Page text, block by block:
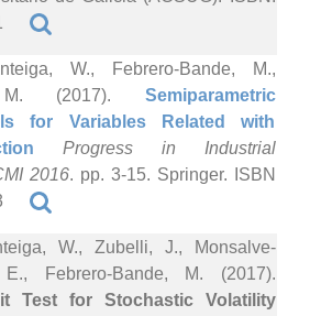
W., Febrero-Bande, M.,
M. (2017). Semiparametric
for Variables Related with
Progress in Industrial
2016. pp. 3-15. Springer. ISBN
W., Zubelli, J., Monsalve-
Febrero-Bande, M. (2017).
Test for Stochastic Volatility